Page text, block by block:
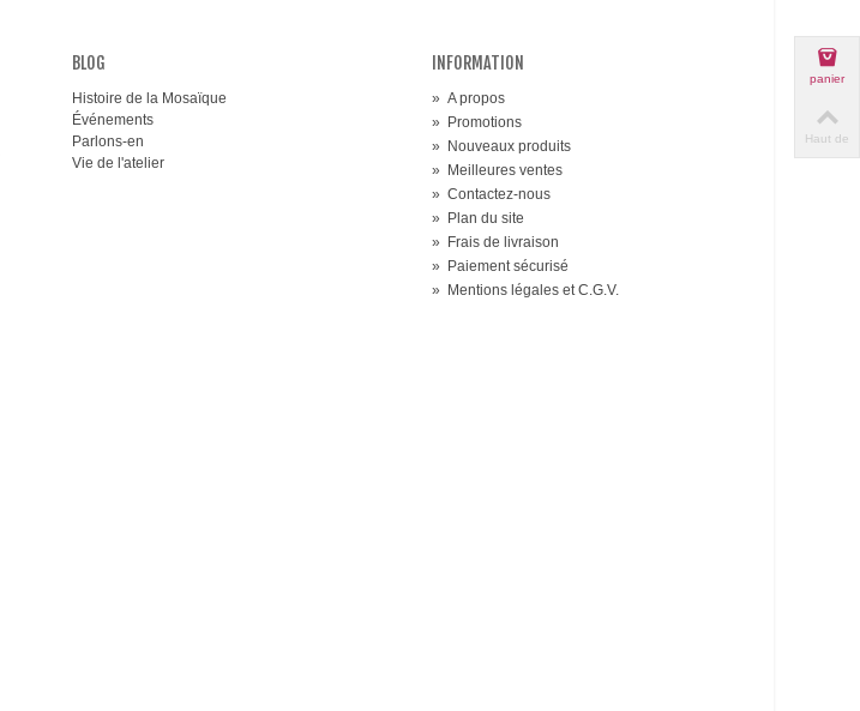
BLOG
Histoire de la Mosaïque
Événements
Parlons-en
Vie de l'atelier
INFORMATION
» A propos
» Promotions
» Nouveaux produits
» Meilleures ventes
» Contactez-nous
» Plan du site
» Frais de livraison
» Paiement sécurisé
» Mentions légales et C.G.V.
panier
Haut de
page